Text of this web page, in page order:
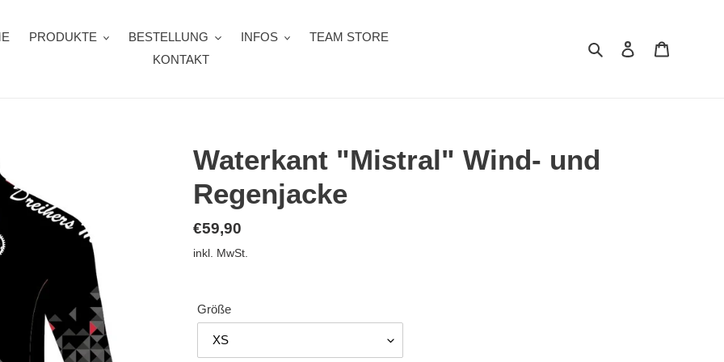
PRODUKTE BESTELLUNG INFOS
TEAM STORE
KONTAKT
Suchen Einloggen
Waterkant "Mistral" Wind- und
Regenjacke
Normaler
Preis
€59,90
inkl. MwSt.
Größe